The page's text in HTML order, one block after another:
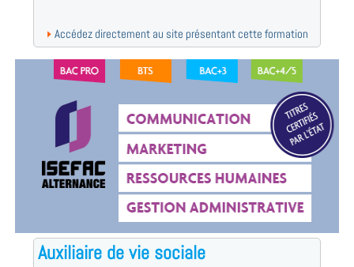
Accédez directement au site présentant cette formation
Auxiliaire de vie sociale